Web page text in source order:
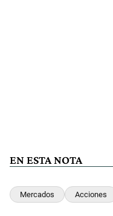
EN ESTA NOTA
Mercados Acciones